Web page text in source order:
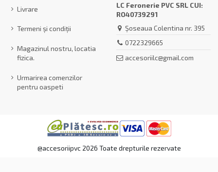
Livrare
Termeni și condiții
Magazinul nostru, locatia
fizica.
Urmarirea comenzilor
pentru oaspeti
LC Feronerie PVC SRL CUI:
RO40739291
Șoseaua Colentina nr. 395
0722329665
accesoriilc@gmail.com
@accesoriipvc 2026 Toate drepturile rezervate